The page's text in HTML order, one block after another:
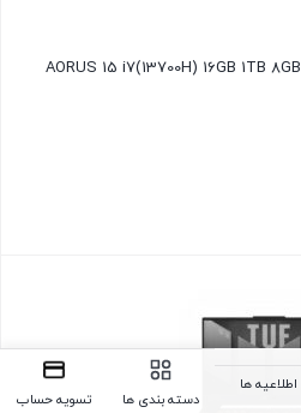
لپ تاپ 15.6 اینچی گیگابایت مدل AORUS 15 i7(13700H) 16GB 1TB 8GB
اطلاعیه ها
دسته بندی ها
تسویه حساب